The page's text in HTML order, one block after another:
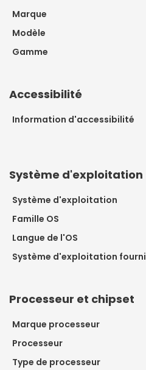
Marque
Modèle
Gamme
Accessibilité
Information d'accessibilité
Système d'exploitation
Système d'exploitation
Famille OS
Langue de l'OS
Système d'exploitation fourni
Processeur et chipset
Marque processeur
Processeur
Type de processeur